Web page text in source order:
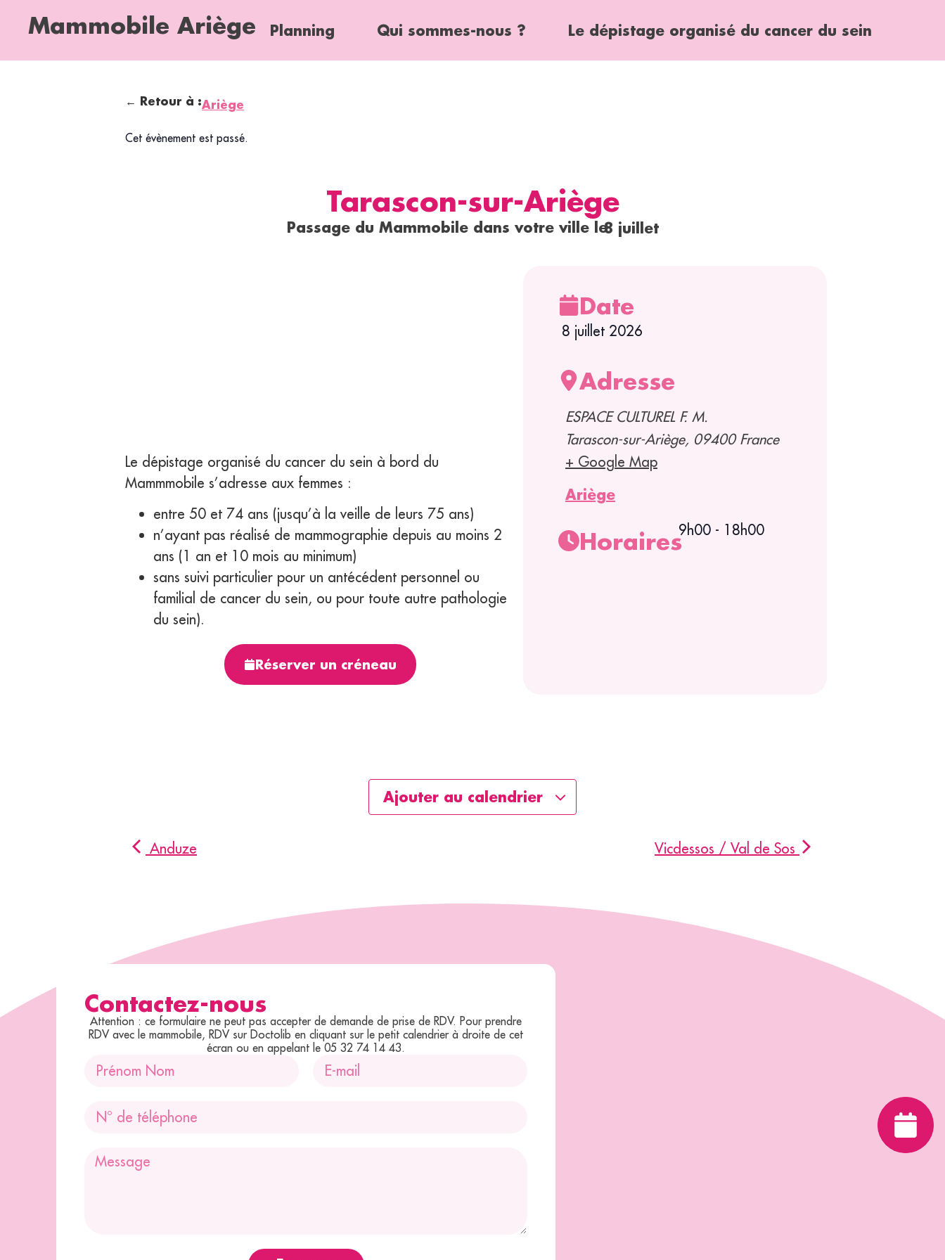
Mammobile Ariège Planning Qui sommes-nous ? Le dépistage organisé du cancer du sein
← Retour à :Ariège
Cet évènement est passé.
Tarascon-sur-Ariège
Passage du Mammobile dans votre ville le8 juillet
Le dépistage organisé du cancer du sein à bord du
Mammmobile s’adresse aux femmes :
entre 50 et 74 ans (jusqu’à la veille de leurs 75 ans)
n’ayant pas réalisé de mammographie depuis au moins 2
ans (1 an et 10 mois au minimum)
sans suivi particulier pour un antécédent personnel ou
familial de cancer du sein, ou pour toute autre pathologie
du sein).
Date
8 juillet 2026
Adresse
ESPACE CULTUREL F. M.
Tarascon-sur-Ariège, 09400 France
+ Google Map
Ariège
Horaires9h00 - 18h00
Ajouter au calendrier
Anduze Vicdessos / Val de Sos
Contactez-nous
Attention : ce formulaire ne peut pas accepter de demande de prise de RDV. Pour prendre
RDV avec le mammobile, RDV sur Doctolib en cliquant sur le petit calendrier à droite de cet
écran ou en appelant le 05 32 74 14 43.